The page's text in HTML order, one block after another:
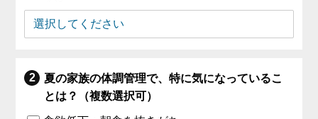
夏の家族の体調管理で、特に気になっているこ
とは？（複数選択可）